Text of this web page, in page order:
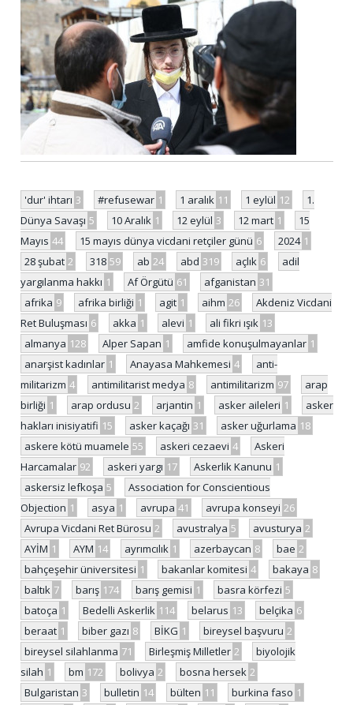
'dur' ihtarı 3 #refusewar 1 1 aralık 11 1 eylül 12
1.
Dünya Savaşı 5 10 Aralık 1 12 eylül 3 12 mart 1
15
Mayıs 44 15 mayıs dünya vicdani retçiler günü 6 2024 1
28 şubat 2 318 59 ab 24 abd 319 açlık 6
adil
yargılanma hakkı 1 Af Örgütü 61 afganistan 31
afrika 9 afrika birliği 1 agit 1 aihm 26
Akdeniz Vicdani
Ret Buluşması 6 akka 1 alevi 1 ali fikri ışık 13
almanya 128 Alper Sapan 1 amfide konuşulmayanlar 1
anarşist kadınlar 1 Anayasa Mahkemesi 4
anti-
militarizm 4 antimilitarist medya 8 antimilitarizm 97
arap
birliği 1 arap ordusu 2 arjantin 1 asker aileleri 1
asker
hakları inisiyatifi 15 asker kaçağı 31 asker uğurlama 18
askere kötü muamele 55 askeri cezaevi 4
Askeri
Harcamalar 92 askeri yargı 17 Askerlik Kanunu 1
askersiz lefkoşa 5
Association for Conscientious
Objection 1 asya 1 avrupa 41 avrupa konseyi 26
Avrupa Vicdani Ret Bürosu 2 avustralya 5 avusturya 2
AYİM 1 AYM 14 ayrımcılık 1 azerbaycan 8 bae 2
bahçeşehir üniversitesi 1 bakanlar komitesi 4 bakaya 8
baltık 7 barış 174 barış gemisi 1 basra körfezi 5
batoça 1 Bedelli Askerlik 114 belarus 13 belçika 6
beraat 1 biber gazı 8 BİKG 1 bireysel başvuru 2
bireysel silahlanma 71 Birleşmiş Milletler 2
biyolojik
silah 1 bm 172 bolivya 2 bosna hersek 2
Bulgaristan 3 bulletin 14 bülten 11 burkina faso 1